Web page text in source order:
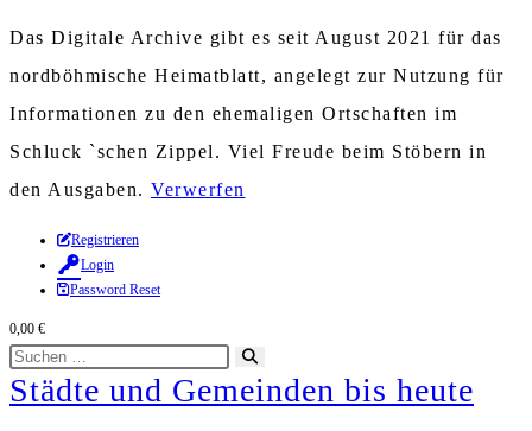
Das Digitale Archive gibt es seit August 2021 für das
nordböhmische Heimatblatt, angelegt zur Nutzung für
Informationen zu den ehemaligen Ortschaften im
Schluck `schen Zippel. Viel Freude beim Stöbern in
den Ausgaben. Verwerfen
Zum
Inhalt
springen
Registrieren
Login
Password Reset
0,00 €
Diese
Website
durchsuchen
starten
Städte und Gemeinden bis heute